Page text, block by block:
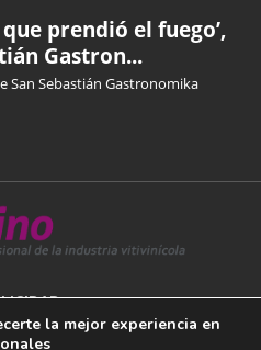
que prendió el fuego’,
Gastron...
San Sebastián Gastronomika
la mejor experiencia en